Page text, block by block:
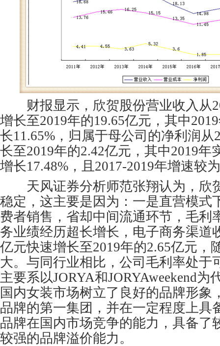
财报显示，欣贺股份营业收入从
增长至2019年的19.65亿元，其中
长11.65%，归属于母公司的净利润从
长至2019年的2.42亿元，其中2019年
增长17.48%，且2017-2019年增速较
天风证券分析师范张翔认为，欣
稳定，这主要是因为：一是直营模式
费者销售，省却中间流通环节，毛利
务业绩经历超长增长，电子商务渠道
亿元快速增长至2019年的2.65亿元，
大。与同行业相比，公司毛利率处于
主要系以JORYA和JORYAweekend为
国内女装市场树立了良好的品牌形象
品牌的第一集团，并在一定程度上具
品牌在国内市场竞争的能力，具备了
较强的品牌溢价能力。